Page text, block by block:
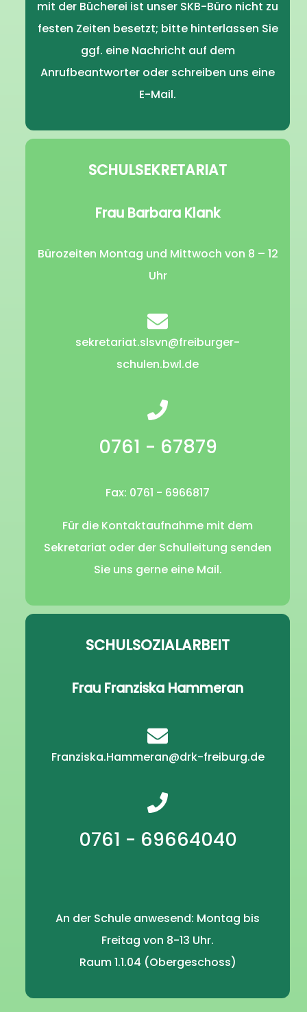
mit der Bücherei ist unser SKB-Büro nicht zu
festen Zeiten besetzt; bitte hinterlassen Sie
ggf. eine Nachricht auf dem
Anrufbeantworter oder schreiben uns eine
E-Mail.
SCHULSEKRETARIAT
Frau Barbara Klank
Bürozeiten Montag und Mittwoch von 8 – 12
Uhr
sekretariat.slsvn@freiburger-
schulen.bwl.de
0761 - 67879
Fax: 0761 - 6966817
Für die Kontaktaufnahme mit dem
Sekretariat oder der Schulleitung senden
Sie uns gerne eine Mail.
SCHULSOZIALARBEIT
Frau Franziska Hammeran
Franziska.Hammeran@drk-freiburg.de
0761 - 69664040
An der Schule anwesend: Montag bis
Freitag von 8-13 Uhr.
Raum 1.1.04 (Obergeschoss)